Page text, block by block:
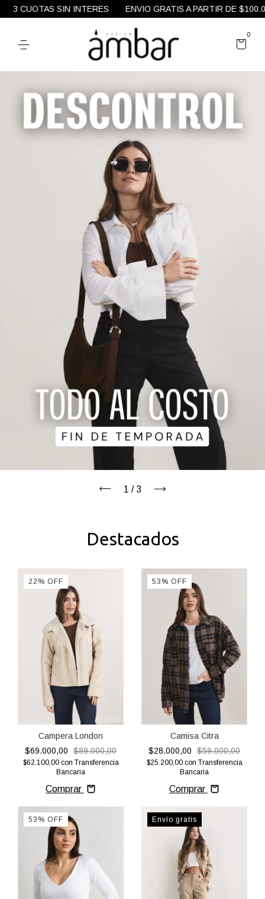
SIN INTERES ENVIO GRATIS A PARTIR DE $100.000
0
1 / 3
Destacados
22 % OFF
Campera London
$69.000,00
$89.000,00
$62.100,00 con Transferencia
Bancaria
Comprar
53 % OFF
Camisa Citra
$28.000,00
$59.000,00
$25.200,00 con Transferencia
Bancaria
Comprar
53 % OFF Envío gratis